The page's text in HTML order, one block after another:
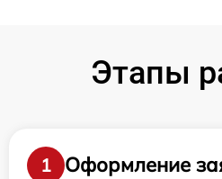
Этапы
1
Оформление